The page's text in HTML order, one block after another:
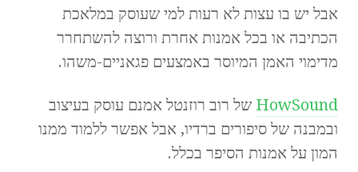
אבל יש בו עצות לא רעות למי שעוסק במלאכת
הכתיבה או בכל אמנות אחרת ורוצה להשתחרר
מדימוי האמן המיוסר באמצעים פגאניים-משהו.
HowSound של רוב רוזנטל אמנם עוסק בעיצוב
ובמבנה של סיפורים ברדיו, אבל אפשר ללמוד ממנו
המון על אמנות הסיפר בכלל.